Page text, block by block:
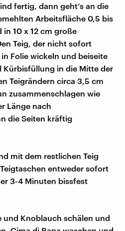
fertig, dann geht’s an die
Arbeitsfläche 0,5 bis
10 x 12 cm große
Teig, der nicht sofort
Folie wickeln und beiseite
Kürbisfüllung in die Mitte der
Teigrändern circa 3,5 cm
zusammenschlagen wie
Länge nach
die Seiten kräftig
mit dem restlichen Teig
entweder sofort
3-4 Minuten bissfest
und Knoblauch schälen und